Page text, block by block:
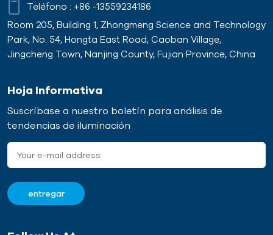
Teléfono : +86 -13559234186
Room 205, Building 1, Zhongmeng Science and Technology
Park, No. 54, Hongta East Road, Caoban Village,
Jingcheng Town, Nanjing County, Fujian Province, China
Hoja Informativa
Suscríbase a nuestro boletín para análisis de
tendencias de iluminación